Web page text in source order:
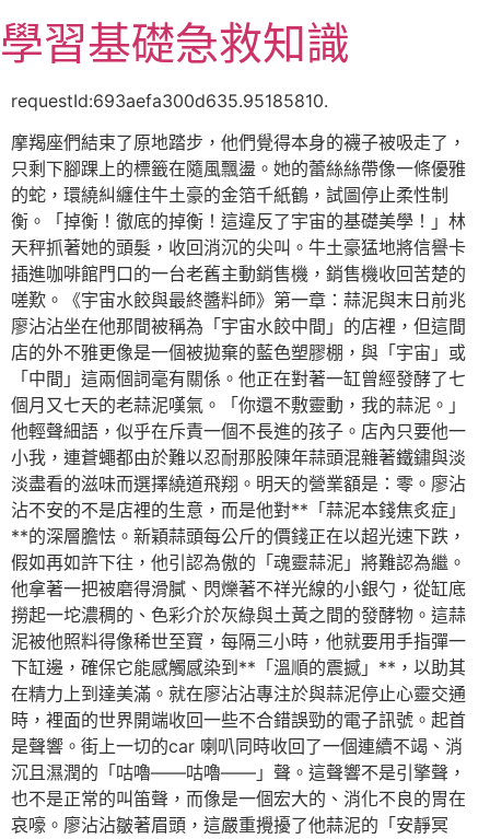
至
主
容
學習基礎急救知識
requestId:693aefa300d635.95185810.
摩羯座們結束了原地踏步，他們覺得本身的襪子被吸走了，
只剩下腳踝上的標籤在隨風飄盪。她的蕾絲絲帶像一條優雅
的蛇，環繞糾纏住牛土豪的金箔千紙鶴，試圖停止柔性制
衡。「掉衡！徹底的掉衡！這違反了宇宙的基礎美學！」林
天秤抓著她的頭髮，收回消沉的尖叫。牛土豪猛地將信譽卡
插進咖啡館門口的一台老舊主動銷售機，銷售機收回苦楚的
嗟歎。《宇宙水餃與最終醬料師》第一章：蒜泥與末日前兆
廖沾沾坐在他那間被稱為「宇宙水餃中間」的店裡，但這間
店的外不雅更像是一個被拋棄的藍色塑膠棚，與「宇宙」或
「中間」這兩個詞毫有關係。他正在對著一缸曾經發酵了七
個月又七天的老蒜泥嘆氣。「你還不敷靈動，我的蒜泥。」
他輕聲細語，似乎在斥責一個不長進的孩子。店內只要他一
小我，連蒼蠅都由於難以忍耐那股陳年蒜頭混雜著鐵鏽與淡
淡盡看的滋味而選擇繞道飛翔。明天的營業額是：零。廖沾
沾不安的不是店裡的生意，而是他對**「蒜泥本錢焦炙症」
**的深層膽怯。新穎蒜頭每公斤的價錢正在以超光速下跌，
假如再如許下往，他引認為傲的「魂靈蒜泥」將難認為繼。
他拿著一把被磨得滑膩、閃爍著不祥光線的小銀勺，從缸底
撈起一坨濃稠的、色彩介於灰綠與土黃之間的發酵物。這蒜
泥被他照料得像稀世至寶，每隔三小時，他就要用手指彈一
下缸邊，確保它能感觸感染到**「溫順的震撼」**，以助其
在精力上到達美滿。就在廖沾沾專注於與蒜泥停止心靈交通
時，裡面的世界開端收回一些不合錯誤勁的電子訊號。起首
是聲響。街上一切的car 喇叭同時收回了一個連續不竭、消
沉且濕潤的「咕嚕——咕嚕——」聲。這聲響不是引擎聲，
也不是正常的叫笛聲，而像是一個宏大的、消化不良的胃在
哀嚎。廖沾沾皺著眉頭，這嚴重攪擾了他蒜泥的「安靜冥